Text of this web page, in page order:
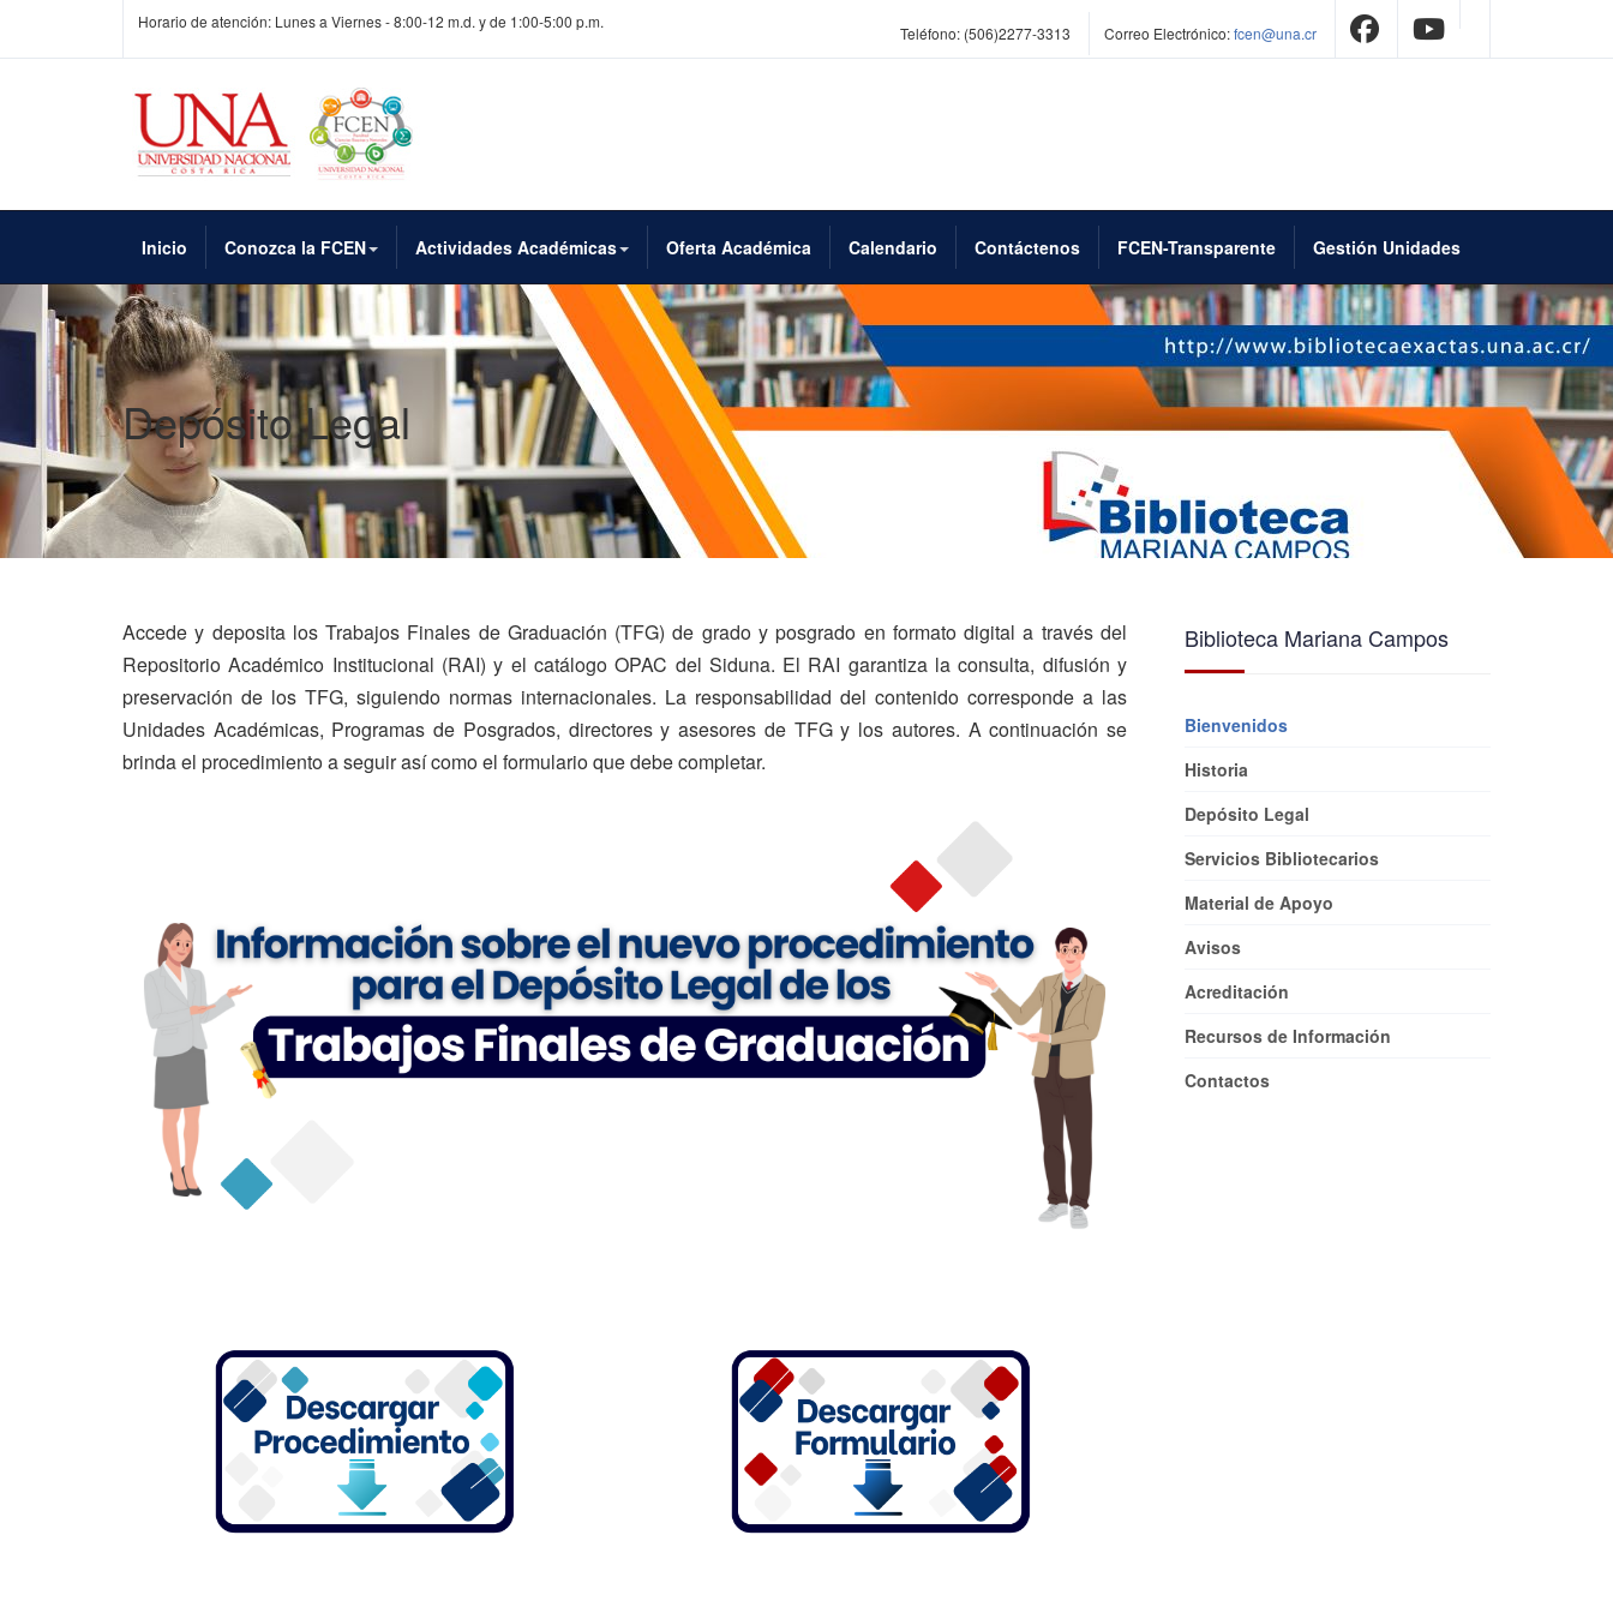
Horario de atención: Lunes a Viernes - 8:00-12 m.d. y de 1:00-5:00 p.m.
Teléfono: (506)2277-3313 Correo Electrónico:fcen@una.cr
Inicio Conozca la FCEN Actividades Académicas Oferta Académica Calendario Contáctenos FCEN-Transparente Gestión Unidades
Depósito Legal
Accede y deposita los Trabajos Finales de Graduación (TFG) de grado y posgrado en formato digital a través del
Repositorio Académico Institucional (RAI) y el catálogo OPAC del Siduna. El RAI garantiza la consulta, difusión y
preservación de los TFG, siguiendo normas internacionales. La responsabilidad del contenido corresponde a las
Unidades Académicas, Programas de Posgrados, directores y asesores de TFG y los autores. A continuación se
brinda el procedimiento a seguir así como el formulario que debe completar.
Biblioteca Mariana Campos
Bienvenidos
Historia
Depósito Legal
Servicios Bibliotecarios
Material de Apoyo
Avisos
Acreditación
Recursos de Información
Contactos